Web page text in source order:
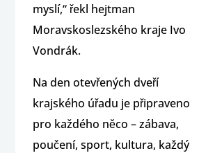
myslí,“ řekl hejtman
Moravskoslezského kraje Ivo
Vondrák.
Na den otevřených dveří
krajského úřadu je připraveno
pro každého něco – zábava,
poučení, sport, kultura, každý